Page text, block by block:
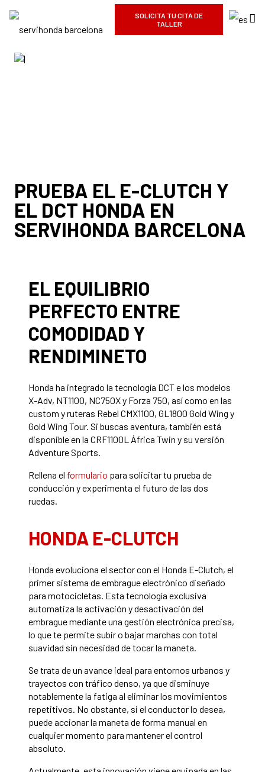
SOLICITA TU CITA DE
TALLER
PRUEBA EL E-CLUTCH Y
EL DCT HONDA EN
SERVIHONDA BARCELONA
EL EQUILIBRIO
PERFECTO ENTRE
COMODIDAD Y
RENDIMINETO
Honda ha integrado la tecnología DCT e los modelos
X-Adv, NT1100, NC750X y Forza 750, así como en las
custom y ruteras Rebel CMX1100, GL1800 Gold Wing y
Gold Wing Tour. Si buscas aventura, también está
disponible en la CRF1100L África Twin y su versión
Adventure Sports.
Rellena el formulario para solicitar tu prueba de
conducción y experimenta el futuro de las dos
ruedas.
HONDA E-CLUTCH
Honda evoluciona el sector con el Honda E-Clutch, el
primer sistema de embrague electrónico diseñado
para motocicletas. Esta tecnología exclusiva
automatiza la activación y desactivación del
embrague mediante una gestión electrónica precisa,
lo que te permite subir o bajar marchas con total
suavidad sin necesidad de tocar la maneta.
Se trata de un avance ideal para entornos urbanos y
trayectos con tráfico denso, ya que disminuye
notablemente la fatiga al eliminar los movimientos
repetitivos. No obstante, si el conductor lo desea,
puede accionar la maneta de forma manual en
cualquier momento para mantener el control
absoluto.